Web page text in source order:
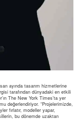
ayında tasarım hizmetlerine
tarafından dünyadaki en etkili
The New York Times’ta yer
değerlendiriyor. “Projelerimizde,
fırlatır, modeller yapar,
bu dönemde uzaktan